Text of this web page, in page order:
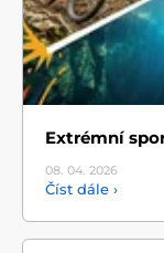
Extrémní
08. 04. 2026
Číst dále ›